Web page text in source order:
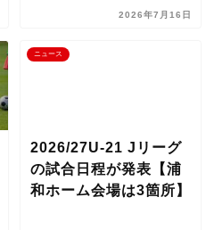
2026年7月16日
ニュース
2026/27U-21 Jリーグ
の試合日程が発表【浦
和ホーム会場は3箇所】